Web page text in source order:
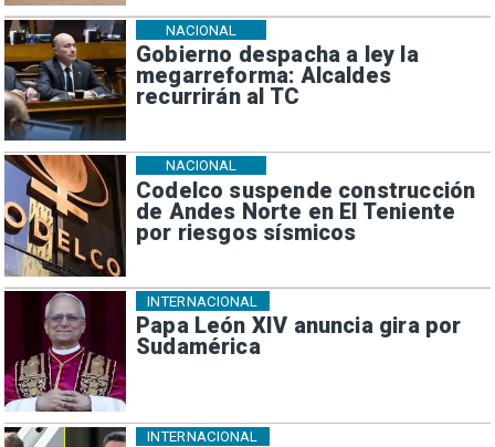
Gobierno despacha a ley la
megarreforma: Alcaldes
recurrirán al TC
NACIONAL
Codelco suspende construcción
de Andes Norte en El Teniente
por riesgos sísmicos
NACIONAL
Papa León XIV anuncia gira por
Sudamérica
INTERNACIONAL
INTERNACIONAL